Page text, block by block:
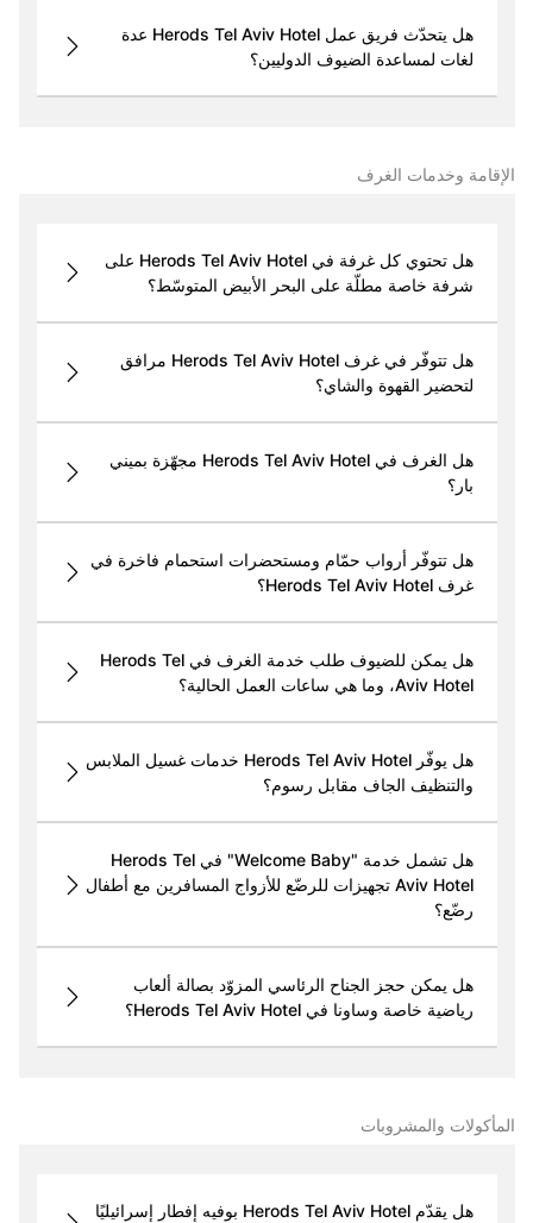
هل يتحدّث فريق عمل Herods Tel Aviv Hotel عدة
لغات لمساعدة الضيوف الدوليين؟
الإقامة وخدمات الغرف
هل تحتوي كل غرفة في Herods Tel Aviv Hotel على
شرفة خاصة مطلّة على البحر الأبيض المتوسّط؟
هل تتوفّر في غرف Herods Tel Aviv Hotel مرافق
لتحضير القهوة والشاي؟
هل الغرف في Herods Tel Aviv Hotel مجهّزة بميني
بار؟
هل تتوفّر أرواب حمّام ومستحضرات استحمام فاخرة في
غرف Herods Tel Aviv Hotel؟
هل يمكن للضيوف طلب خدمة الغرف في Herods Tel
Aviv Hotel، وما هي ساعات العمل الحالية؟
هل يوفّر Herods Tel Aviv Hotel خدمات غسيل الملابس
والتنظيف الجاف مقابل رسوم؟
هل تشمل خدمة "Welcome Baby" في Herods Tel
Aviv Hotel تجهيزات للرضّع للأزواج المسافرين مع أطفال
رضّع؟
هل يمكن حجز الجناح الرئاسي المزوّد بصالة ألعاب
رياضية خاصة وساونا في Herods Tel Aviv Hotel؟
المأكولات والمشروبات
هل يقدّم Herods Tel Aviv Hotel بوفيه إفطار إسرائيليًا